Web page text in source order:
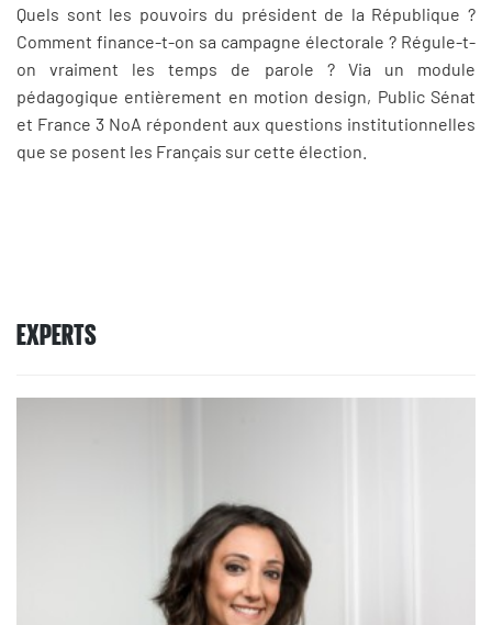
Quels sont les pouvoirs du président de la République ?
Comment finance-t-on sa campagne électorale ? Régule-t-
on vraiment les temps de parole ? Via un module
pédagogique entièrement en motion design, Public Sénat
et France 3 NoA répondent aux questions institutionnelles
que se posent les Français sur cette élection.
EXPERTS